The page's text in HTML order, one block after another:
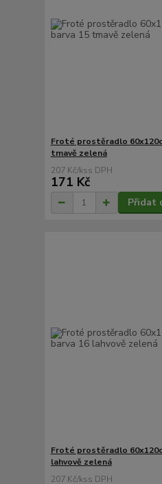
Froté prostěradlo
tmavě zelená
207 Kč/ks
171 Kč
Přidat
Froté prostěradlo
lahvově zelená
207 Kč/ks